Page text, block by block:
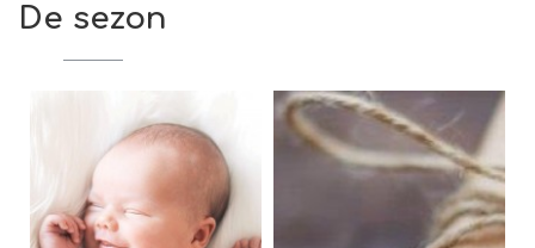
De sezon